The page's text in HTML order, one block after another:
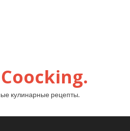
кулинарные рецепты.